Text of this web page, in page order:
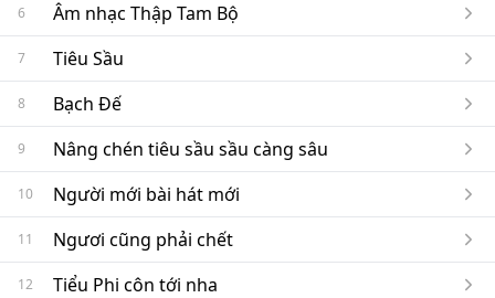
6 Âm nhạc Thập Tam Bộ
7 Tiêu Sầu
8 Bạch Đế
9 Nâng chén tiêu sầu sầu càng sâu
10 Người mới bài hát mới
11 Ngươi cũng phải chết
12 Tiểu Phi côn tới nha